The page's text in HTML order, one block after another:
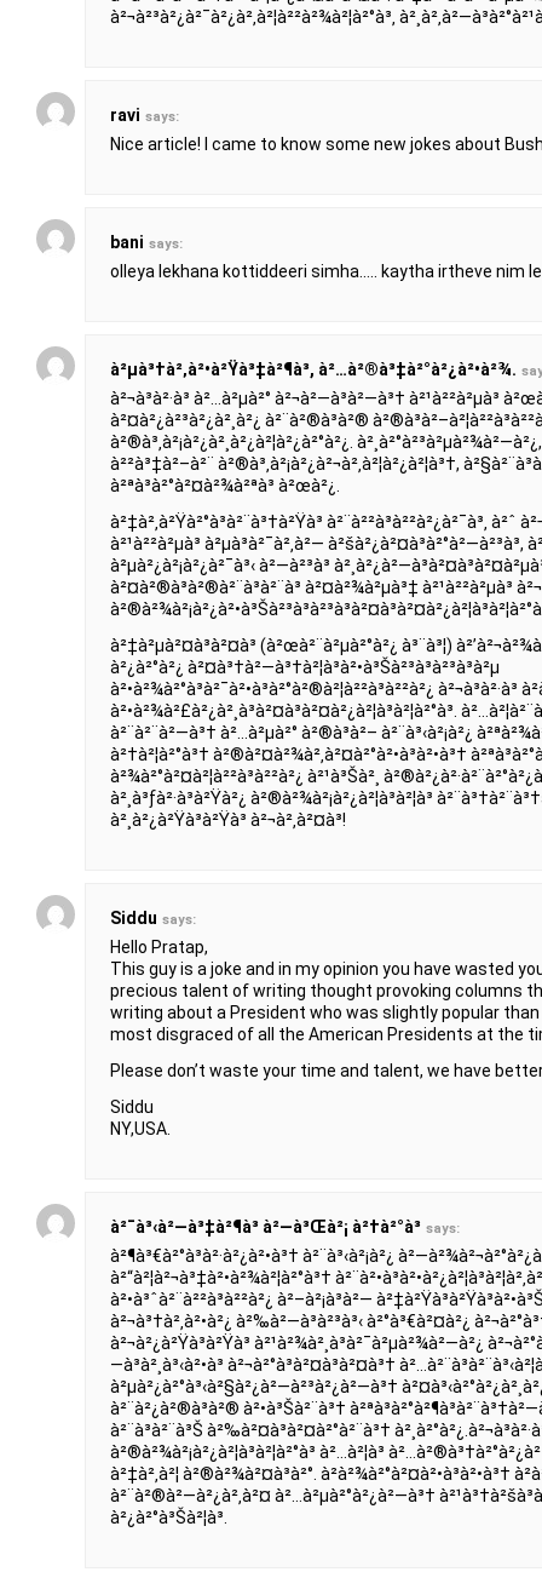
à²¬à²³à²¿à²¯à²¿à²‚à²¦à²²à²¾à²¦à²°à³‚
ravi says:
Nice article! I came to know some new jokes about
bani says:
olleya lekhana kottiddeeri simha….. kaytha irtheve nim
à²µà³†à²‚à²•à²Ÿà³‡à²¶à³, à²…à²®à³‡à²°à²¿à²•à²¾.
à²¬à³à²·à³ à²…à²µà²° à²¬à²—à³à²—à³† à²¹à²²à²µà³
à²¤à²¿à²³à²¿à²¸à²¿ à²¨à²®à³à²®
à²®à³‚à²¡à²¿à²¸à²¿à²¦à²¿à²°à²¿.
à²²à³‡à²–à²¨ à²®à³‚à²¡à²¿à²¬à²‚à²¦à²¿à²¦à³†,
à²ªà³à²°à²¤à²¾à²ªà³ à²œà²¿.
à²‡à²‚à²Ÿà²°à³à²¨à³†à²Ÿà³ à²¨à²²à³à²²à²¿à²¯à³‚ à²ˆ
à²¹à²²à²µà³ à²µà³à²¯à²‚à²—
à²µà²¿à²¡à²¿à²¯à³‹ à²—à²³à³
à²¤à²®à³à²®à²¨à³à²¨à³ à²¤à²¾à²µà³‡ à²¹à²²à²µà³
à²‡à²µà²¤à³à²¤à³ (à²œà²¨à²µà²°à²¿ à³¨à³¦)
à²¿à²°à²¿ à²¤à³†à²—à³†à²¦à³à²•à³Šà²³à³à²³à³à²µ
à²•à²¾à²°à³à²¯à²•à³à²°à²®à²¦à²²à³à²²à²¿
à²•à²¾à²£à²¿à²¸à³à²¤à³à²¤à²¿à²¦à³à²¦à²°à³.
à²¨à²¨à²—à³† à²…à²µà²° à²®à³à²– à²¨à³‹à²¡à²¿
à²†à²¦à²°à³† à²®à²¤à²¾à²‚à²¤à²°à²•à³à²•à³†
à²¾à²°à²¤à²¦à²²à³à²²à²¿ à²¹à³Šà²¸
à²¸à³ƒà²·à³à²Ÿà²¿ à²®à²¾à²¡à²¿à²¦à³à²¦à³
à²¸à²¿à²Ÿà³à²Ÿà³ à²¬à²‚à²¤à³!
Siddu says:
Hello Pratap,
This guy is a joke and in my opinion you have wasted
precious talent of writing thought provoking columns
writing about a President who was slightly popular
most disgraced of all the American Presidents at the
Please don’t waste your time and talent, we have
Siddu
NY,USA.
à²¯à³‹à²—à³‡à²¶à³ à²—à³Œà²¡ à²†à²°à³ says:
à²¶à³€à²°à³à²·à²¿à²•à³† à²¨à³‹à²¡à²¿
à²“à²¦à²¬à³‡à²•à²¾à²¦à²°à³†
à²•à³ˆà²¨à²²à³à²²à²¿ à²–à²¡à³à²—
à²¬à³†à²‚à²•à²¿ à²‰à²—à³à²³à³‹ à²°à³€à²¤à²¿
à²¬à²¿à²Ÿà³à²Ÿà³ à²¹à²¾à²¸à³à²¯à²µà²¾à²—à²¿
—à³à²¸à³‹à²•à³ à²¬à²°à³à²¤à³à²¤à³†
à²µà²¿à²°à³‹à²§à²¿à²—à²³à²¿à²—à³†
à²¨à²¿à²®à³à²® à²•à³Šà²¨à³†
à²¨à³à²¨à³Š à²‰à²¤à³à²¤à²°à²¨à³†
à²®à²¾à²¡à²¿à²¦à³à²¦à²°à³ à²…à²¦à³
à²‡à²‚à²¦ à²®à²¾à²¤à³à²°. à²­à²¾à²°à²¤à²•à³à²•à³†
à²¨à²®à²—à²¿à²‚à²¤ à²…à²µà²°à²¿à²—à³†
à²¿à²°à³Šà²¦à³.